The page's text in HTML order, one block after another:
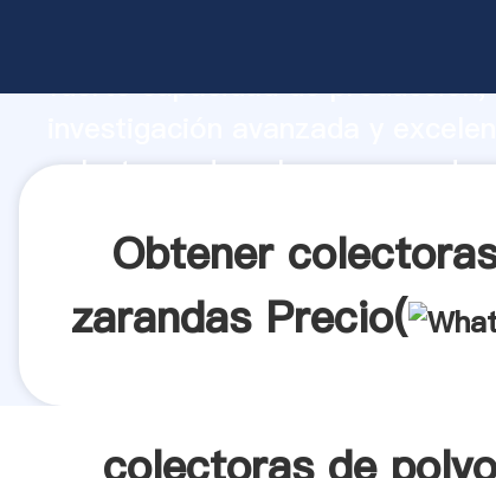
fuerte capacidad de
colectoras de polvo en
Obtener
zarandas Precio(